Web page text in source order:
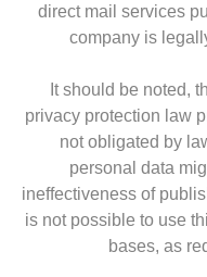
direct mail services
company is
It should be noted,
privacy protection law
not obligated by
personal data
ineffectiveness of
is not possible to use
bases, as